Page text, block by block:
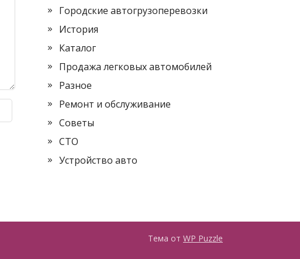
Городские автогрузоперевозки
История
Каталог
Продажа легковых автомобилей
Разное
Ремонт и обслуживание
Советы
СТО
Устройство авто
Тема от WP Puzzle